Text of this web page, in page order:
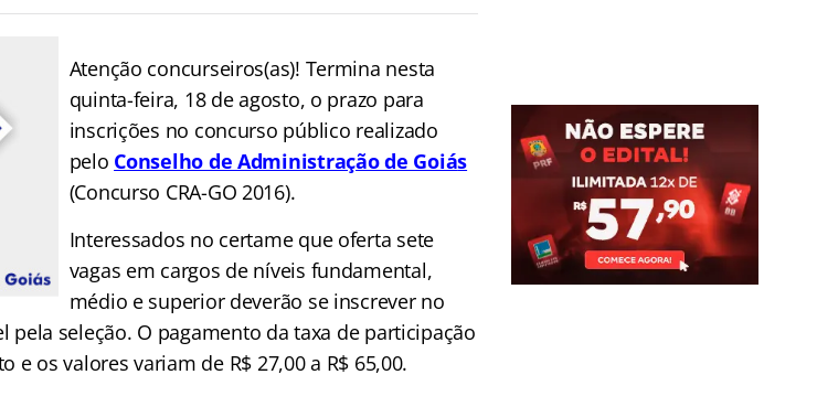
Atenção concurseiros(as)! Termina nesta
quinta-feira, 18 de agosto, o prazo para
inscrições no concurso público realizado
pelo Conselho deAdministração de Goiás
(Concurso CRA-GO 2016).
Interessados no certame que oferta sete
vagas em cargos de níveis fundamental,
médio e superior deverão se inscrever no
seleção. O pagamento da taxa de participação
e os valores variam de R$ 27,00 a R$ 65,00.